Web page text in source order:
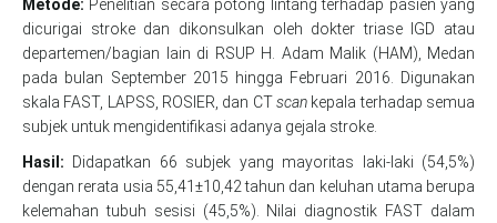
Metode: Penelitian secara potong lintang terhadap pasien yang
dicurigai stroke dan dikonsulkan oleh dokter triase IGD atau
departemen/bagian lain di RSUP H. Adam Malik (HAM), Medan
pada bulan September 2015 hingga Februari 2016. Digunakan
skala FAST, LAPSS, ROSIER, dan CTscan kepala terhadap semua
subjek untuk mengidentifikasi adanya gejala stroke.
Hasil: Didapatkan 66 subjek yang mayoritas laki-laki (54,5%)
dengan rerata usia 55,41±10,42 tahun dan keluhan utama berupa
kelemahan tubuh sesisi (45,5%). Nilai diagnostik FAST dalam